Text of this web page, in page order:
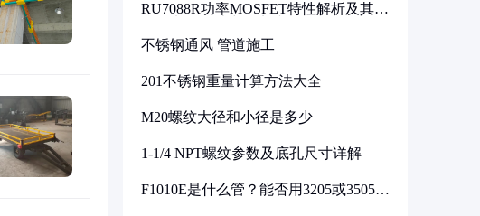
RU7088R功率MOSFET特性解析及其在
不锈钢通风 管道施工
201不锈钢重量计算方法大全
M20螺纹大径和小径是多少
1-1/4 NPT螺纹参数及底孔尺寸详解
F1010E是什么管？能否用3205或3505代